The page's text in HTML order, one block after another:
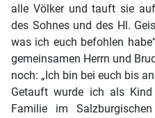
alle Völker und tauft sie
des Sohnes und des Hl.
was ich euch befohlen
gemeinsamen Herrn und
noch: „Ich bin bei euch bis
Getauft wurde ich als Kind
Familie im